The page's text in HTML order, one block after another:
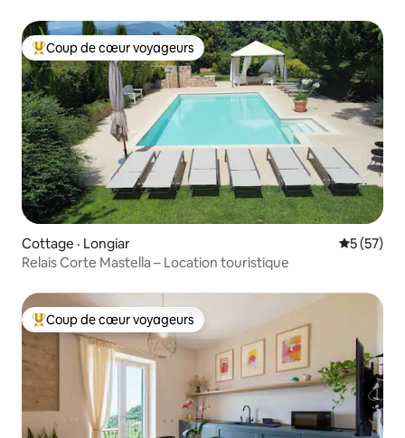
Coup de cœur voyageurs parmi les plus aimés
Coup de cœur voyageurs
Cottage · Longiar Note
5 (57)
Relais Corte Mastella – Location touristique
Coup de cœur voyageurs parmi les plus aimés
Coup de cœur voyageurs